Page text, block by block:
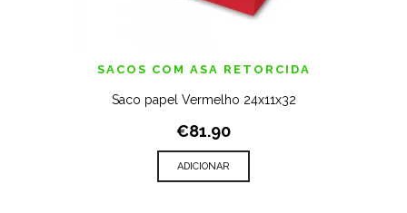
SACOS COM ASA RETORCIDA
Saco papel Vermelho 24x11x32
€81.90
ADICIONAR